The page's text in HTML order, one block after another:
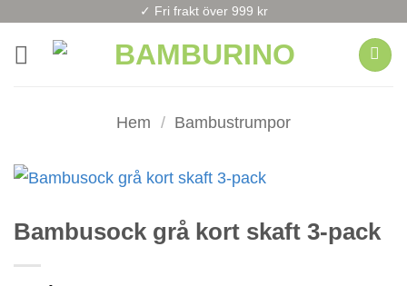
content
✓ Fri frakt över 999 kr
Hem / Bambustrumpor
Bambusock grå kort skaft 3-pack